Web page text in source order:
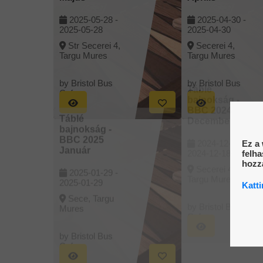
2025-05-28 -
2025-05-28
Str Secerei 4,
Targu Mures
by Bristol Bus
Cafe
2025-04-30 -
2025-04-30
Secerei 4,
Targu Mures
by Bristol Bus
Cafe
Táblé
bajnokság -
BBC 2025
by Bristol Bus
Cafe
2024-12-18 -
by Bristol Bus
Ez a